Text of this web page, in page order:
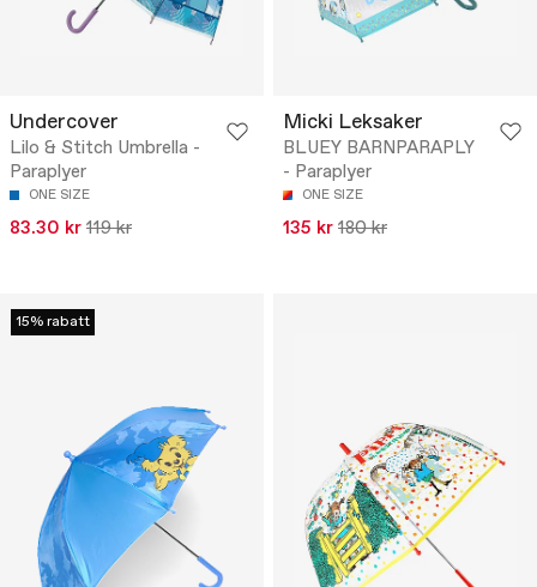
Undercover
Lilo & Stitch Umbrella -
Paraplyer
ONE SIZE
83.30 kr 119 kr
Micki Leksaker
BLUEY BARNPARAPLY
- Paraplyer
ONE SIZE
135 kr 180 kr
15% rabatt